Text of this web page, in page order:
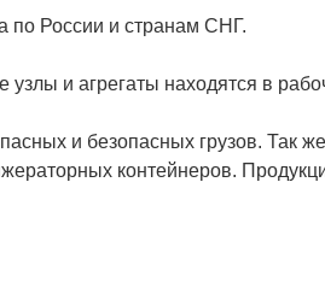
по России и странам СНГ.
и агрегаты находятся в
и безопасных грузов. Так
контейнеров.